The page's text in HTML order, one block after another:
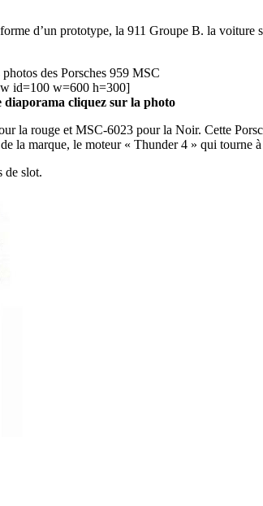
d’un prototype, la 911 Groupe B. la voiture
des Porsches 959 MSC
id=100 w=600 h=300]
diaporama cliquez sur la photo
la rouge et MSC-6023 pour la Noir. Cette
la marque, le moteur « Thunder 4 » qui tourne
de slot.